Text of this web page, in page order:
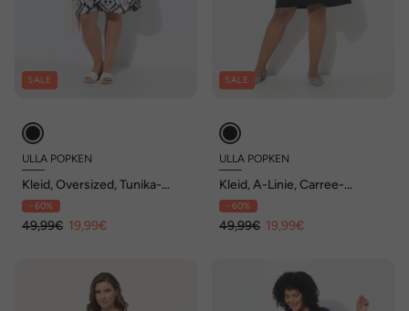
SALE
ULLA POPKEN
Kleid, Oversized, Tunika-
Ausschnitt, Halbarm
- 60%
49,99€ 19,99€
SALE
ULLA POPKEN
Kleid, A-Linie, Carree-
Ausschnitt, Halbarm,
Taschen
- 60%
49,99€ 19,99€